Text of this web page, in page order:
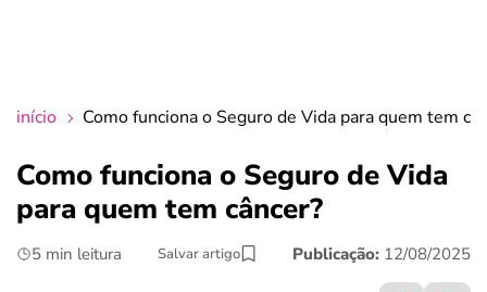
crédito fácil
últimas notícias
início Como funciona o Seguro de Vida para quem tem
Como funciona o Seguro de Vida
para quem tem câncer​?
5 min leitura Salvar artigo Publicação: 12/08/2025